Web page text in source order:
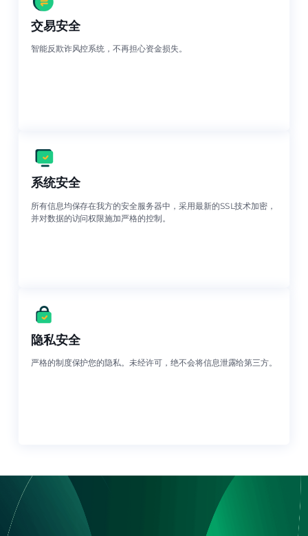
交易安全
智能反欺诈风控系统，不再担心资金损失。
系统安全
所有信息均保存在我方的安全服务器中，采用最新的SSL技术加密，
并对数据的访问权限施加严格的控制。
隐私安全
严格的制度保护您的隐私。未经许可，绝不会将信息泄露给第三方。